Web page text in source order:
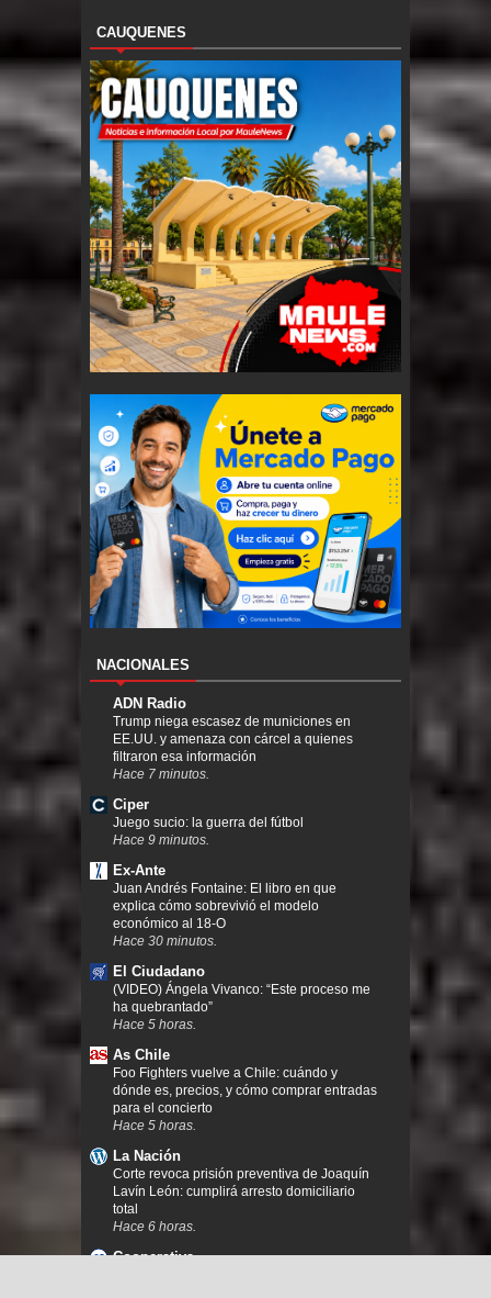
CAUQUENES
NACIONALES
ADN Radio
Trump niega escasez de municiones en
EE.UU. y amenaza con cárcel a quienes
filtraron esa información
Hace 7 minutos.
Ciper
Juego sucio: la guerra del fútbol
Hace 9 minutos.
Ex-Ante
Juan Andrés Fontaine: El libro en que
explica cómo sobrevivió el modelo
económico al 18-O
Hace 30 minutos.
El Ciudadano
(VIDEO) Ángela Vivanco: “Este proceso me
ha quebrantado”
Hace 5 horas.
As Chile
Foo Fighters vuelve a Chile: cuándo y
dónde es, precios, y cómo comprar entradas
para el concierto
Hace 5 horas.
La Nación
Corte revoca prisión preventiva de Joaquín
Lavín León: cumplirá arresto domiciliario
total
Hace 6 horas.
Cooperativa